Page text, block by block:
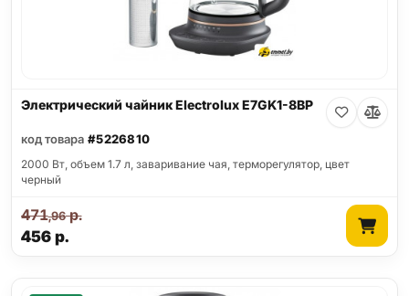
Электрический чайник Electrolux E7GK1-8BP
код товара #5226810
2000 Вт, объем 1.7 л, заваривание чая, терморегулятор, цвет
черный
456р.
471,96р.